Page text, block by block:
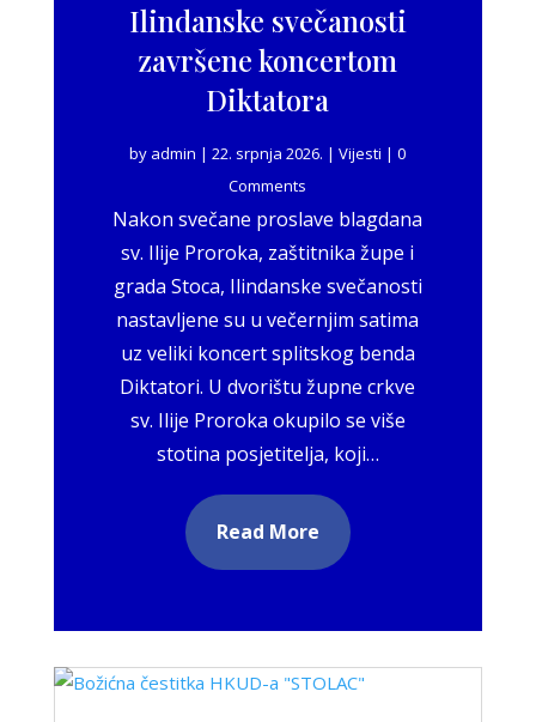
Ilindanske svečanosti
završene koncertom
Diktatora
by admin |22. srpnja 2026. |Vijesti | 0
Comments
Nakon svečane proslave blagdana
sv. Ilije Proroka, zaštitnika župe i
grada Stoca, Ilindanske svečanosti
nastavljene su u večernjim satima
uz veliki koncert splitskog benda
Diktatori. U dvorištu župne crkve
sv. Ilije Proroka okupilo se više
stotina posjetitelja, koji…
Read More